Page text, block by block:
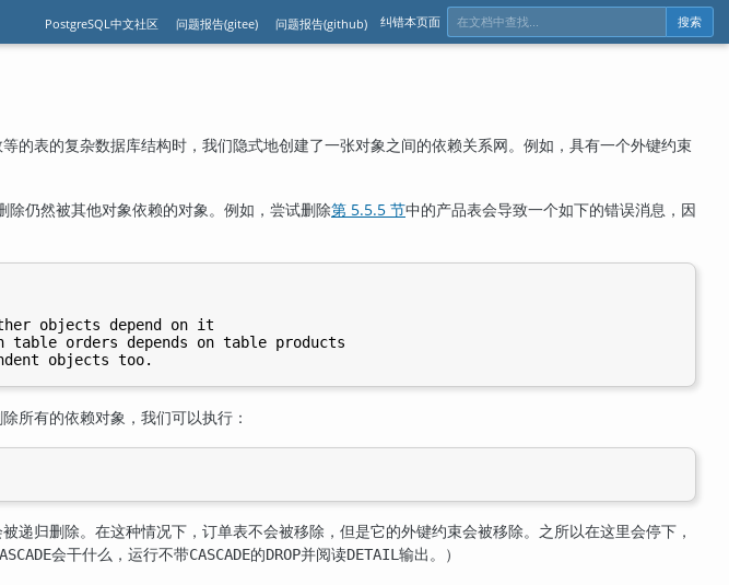
PostgreSQL中文社区 问题报告(gitee) 问题报告(github) 纠错本页面 搜索
的表的复杂数据库结构时，我们隐式地创建了一张对象之间的依赖关系网。例如，具有一个外键约束
除仍然被其他对象依赖的对象。例如，尝试删除第 5.5.5 节中的产品表会导致一个如下的错误消息，因
objects depend on it
table orders depends on table products
所有的依赖对象，我们可以执行：
递归删除。在这种情况下，订单表不会被移除，但是它的外键约束会被移除。之所以在这里会停下，
会干什么，运行不带CASCADE的DROP并阅读DETAIL输出。）